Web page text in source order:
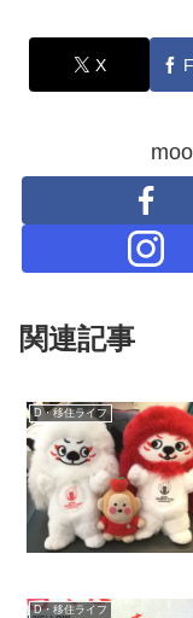
X
関連記事
D・移住ライフ
D・移住ライフ